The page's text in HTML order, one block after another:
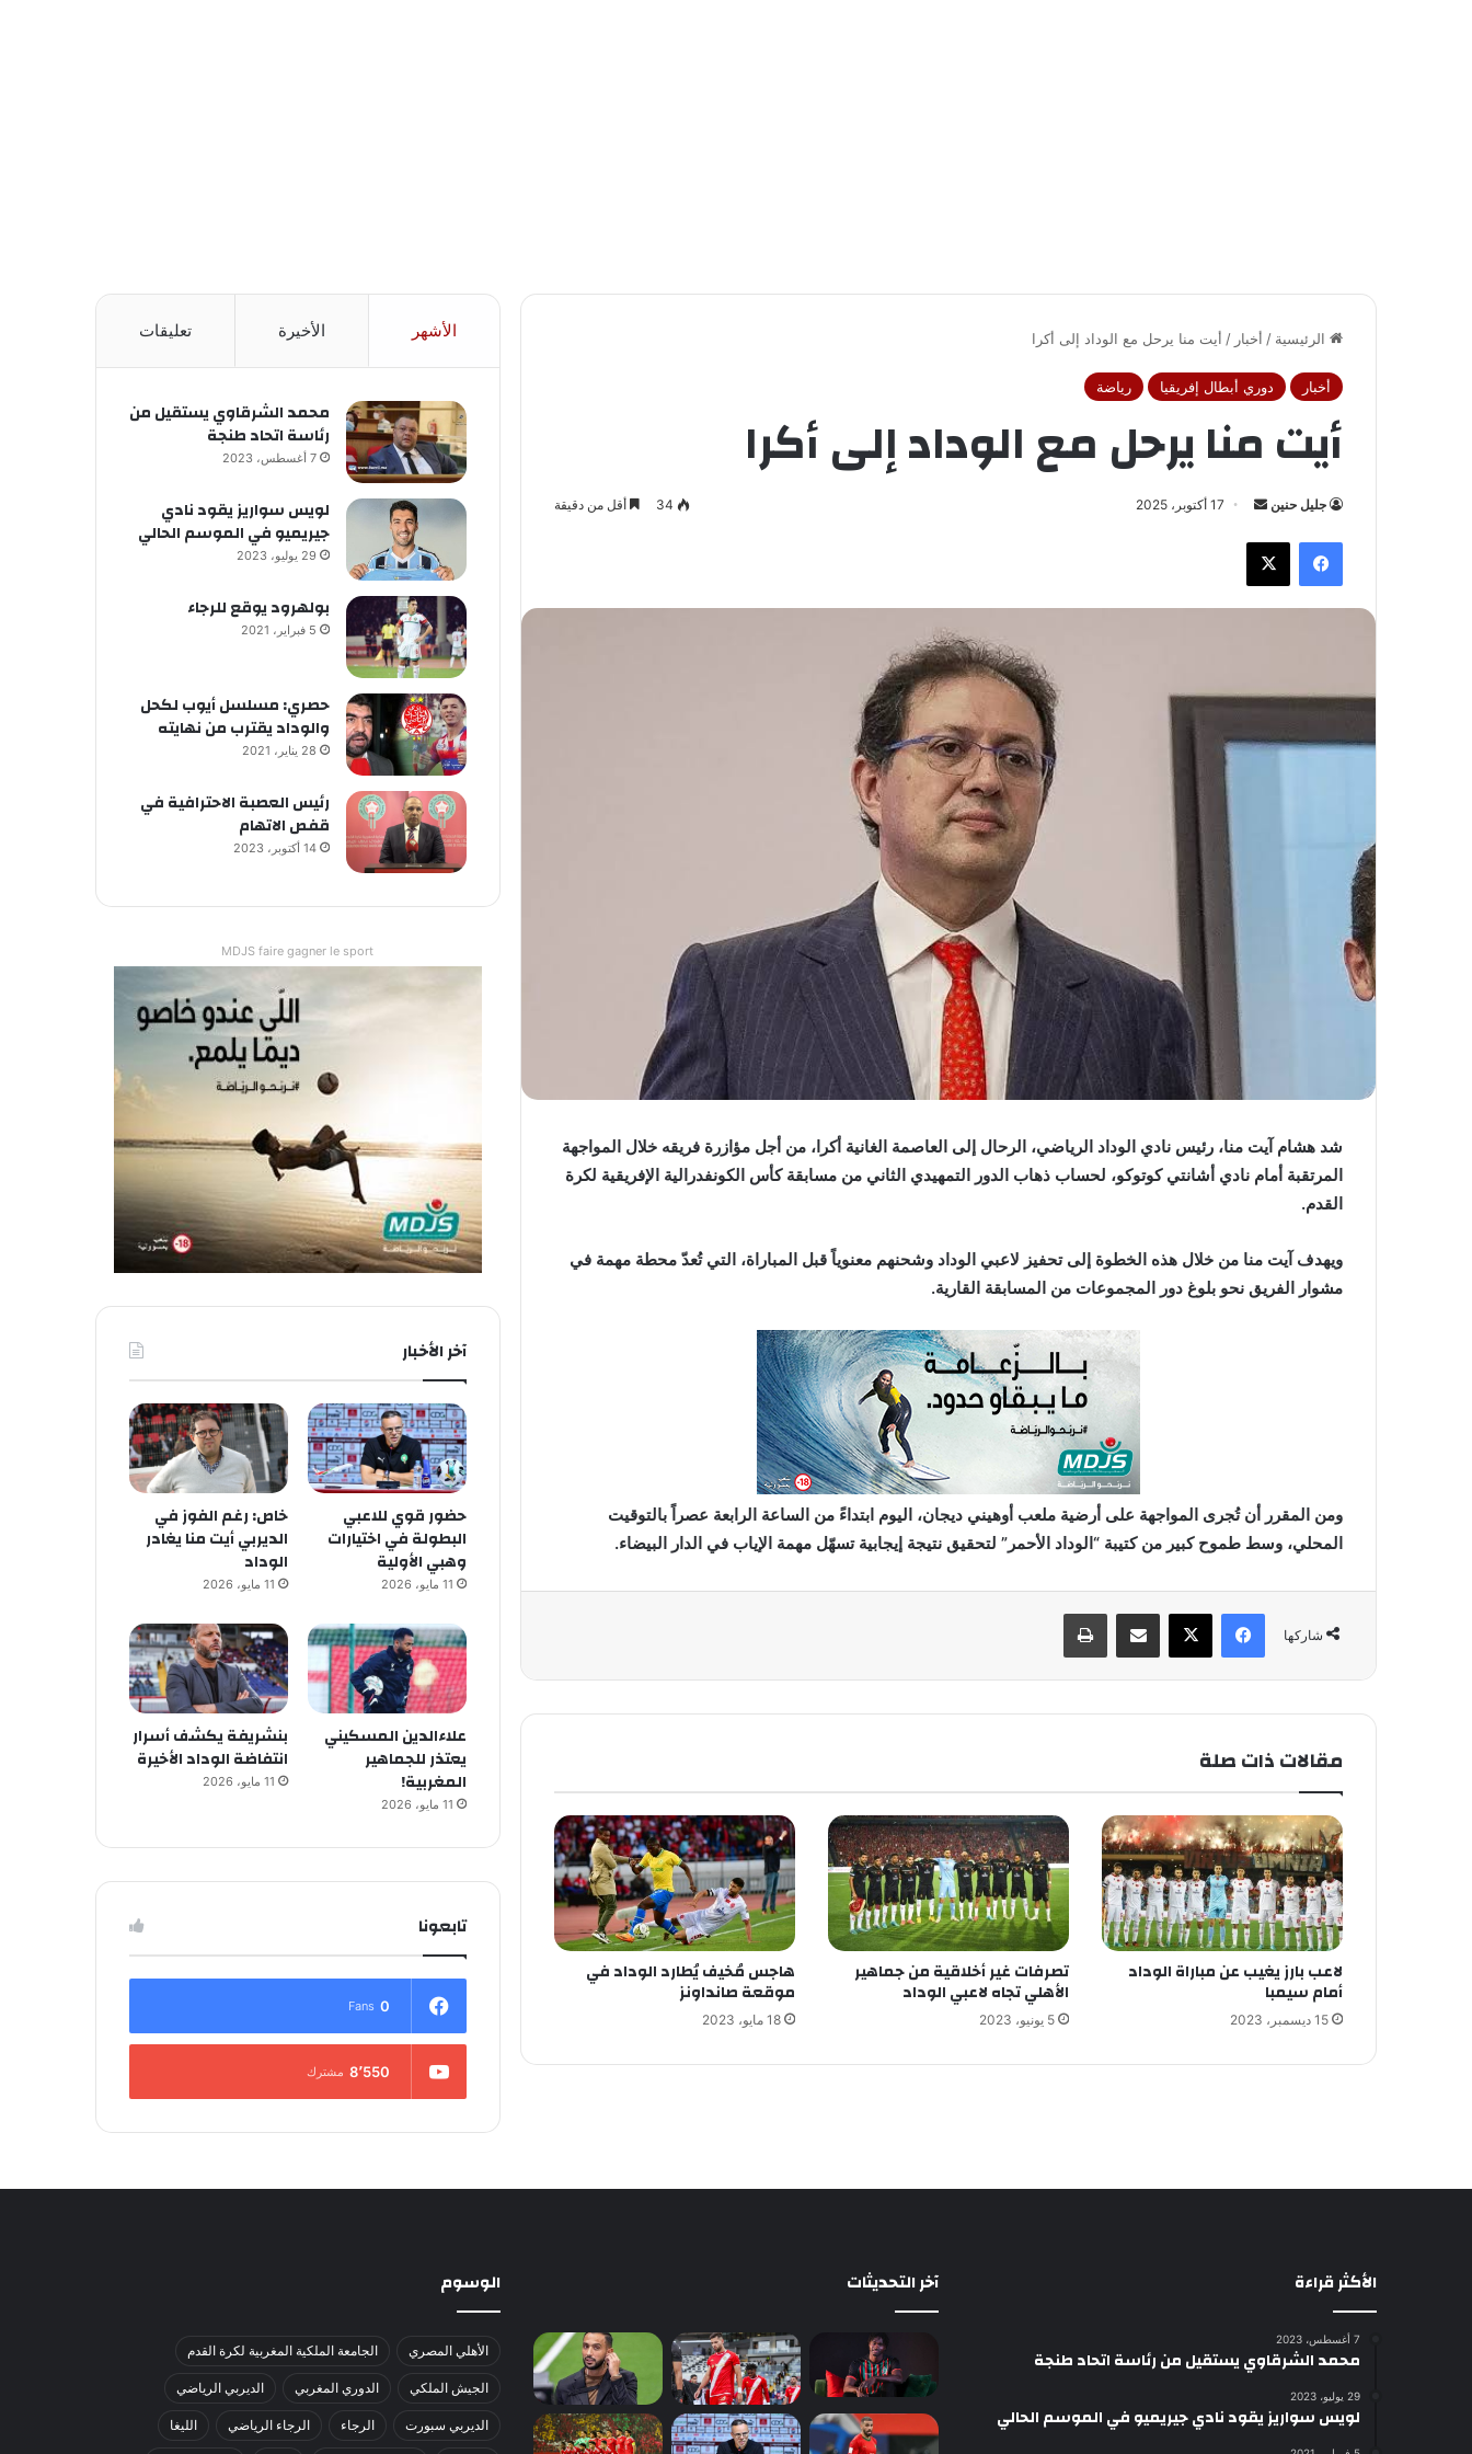
الرئيسية / أخبار / أيت منا يرحل مع الوداد إلى أكرا
أخبار دوري أبطال إفريقيا رياضة
أيت منا يرحل مع الوداد إلى أكرا
جليل حنين
ل
ب
إ
17 أكتوبر، 2025 34 أقل من دقيقة
فيسبوك
شد هشام آيت منا، رئيس نادي الوداد الرياضي، الرحال إلى العاصمة الغانية أكرا، من أجل مؤازرة فريقه خلال المواجهة
المرتقبة أمام نادي أشانتي كوتوكو، لحساب ذهاب الدور التمهيدي الثاني من مسابقة كأس الكونفدرالية الإفريقية لكرة
القدم.
ويهدف آيت منا من خلال هذه الخطوة إلى تحفيز لاعبي الوداد وشحنهم معنوياً قبل المباراة، التي تُعدّ محطة مهمة في
مشوار الفريق نحو بلوغ دور المجموعات من المسابقة القارية.
ومن المقرر أن تُجرى المواجهة على أرضية ملعب أوهيني ديجان، اليوم ابتداءً من الساعة الرابعة عصراً بالتوقيت
المحلي، وسط طموح كبير من كتيبة “الوداد الأحمر” لتحقيق نتيجة إيجابية تسهّل مهمة الإياب في الدار البيضاء.
شاركها
فيسبوك
مقالات ذات صلة
لاعب بارز يغيب عن مباراة الوداد
أمام سيمبا
15 ديسمبر، 2023
تصرفات غير أخلاقية من جماهير
الأهلي تجاه لاعبي الوداد
5 يونيو، 2023
هاجس مُخيف يُطارد الوداد في
موقعة صانداونز
18 مايو، 2023
الأشهر الأخيرة تعليقات
محمد الشرقاوي يستقيل من
رئاسة اتحاد طنجة
7 أغسطس، 2023
لويس سواريز يقود نادي
جيريميو في الموسم الحالي
29 يوليو، 2023
بولهرود يوقع للرجاء
5 فبراير، 2021
حصري: مسلسل أيوب لكحل
والوداد يقترب من نهايته
28 يناير، 2021
رئيس العصبة الاحترافية في
قفص الاتهام
14 أكتوبر، 2023
MDJS faire gagner le sport
آخر الأخبار
حضور قوي للاعبي
البطولة في اختيارات
وهبي الأولية
11 مايو، 2026
خاص: رغم الفوز في
الديربي أيت منا يغادر
الوداد
11 مايو، 2026
علاءالدين المسكيني
يعتذر للجماهير
المغربية!
11 مايو، 2026
بنشريفة يكشف أسرار
انتفاضة الوداد الأخيرة
11 مايو، 2026
تابعونا
0
Fans
8٬550 مشترك
الأكثر قراءة
7 أغسطس، 2023
محمد الشرقاوي يستقيل من رئاسة اتحاد طنجة
29 يوليو، 2023
لويس سواريز يقود نادي جيريميو في الموسم الحالي
آخر التحديثات الوسوم
الأهلي المصري الجامعة الملكية المغربية لكرة القدم
الجيش الملكي الدوري المغربي الديربي الرياضي
الديربي سبورت الرجاء الرجاء الرياضي الليغا